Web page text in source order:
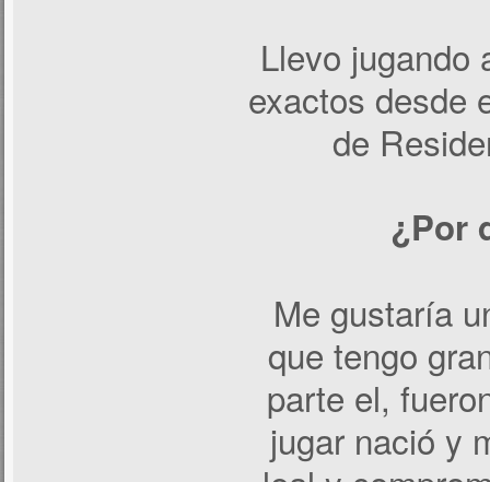
Llevo jugando
exactos desde
de
¿Por
Me gustaría
que tengo
parte el,
jugar nació y